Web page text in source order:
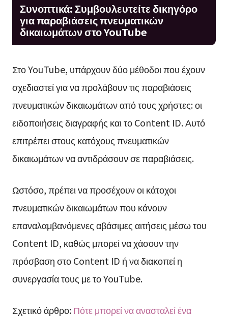
Συνοπτικά: Συμβουλευτείτε δικηγόρο
για παραβιάσεις πνευματικών
δικαιωμάτων στο YouTube
Στο YouTube, υπάρχουν δύο μέθοδοι που έχουν
σχεδιαστεί για να προλάβουν τις παραβιάσεις
πνευματικών δικαιωμάτων από τους χρήστες: οι
ειδοποιήσεις διαγραφής και το Content ID. Αυτό
επιτρέπει στους κατόχους πνευματικών
δικαιωμάτων να αντιδράσουν σε παραβιάσεις.
Ωστόσο, πρέπει να προσέχουν οι κάτοχοι
πνευματικών δικαιωμάτων που κάνουν
επαναλαμβανόμενες αβάσιμες αιτήσεις μέσω του
Content ID, καθώς μπορεί να χάσουν την
πρόσβαση στο Content ID ή να διακοπεί η
συνεργασία τους με το YouTube.
Σχετικό άρθρο:Πότε μπορεί να ανασταλεί ένα